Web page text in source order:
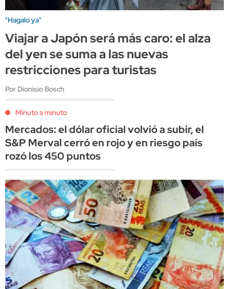
"Hagalo ya"
Viajar a Japón será más caro: el alza
del yen se suma a las nuevas
restricciones para turistas
Por Dionisio Bosch
Minuto a minuto
Mercados: el dólar oficial volvió a subir, el
S&P Merval cerró en rojo y en riesgo país
rozó los 450 puntos